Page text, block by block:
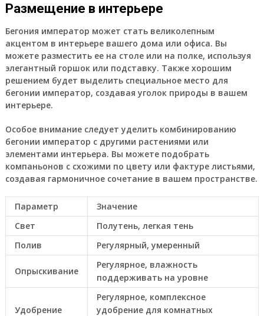
Размещение в интерьере
Бегония император может стать великолепным
акцентом в интерьере вашего дома или офиса. Вы
можете разместить ее на столе или на полке, используя
элегантный горшок или подставку. Также хорошим
решением будет выделить специальное место для
бегонии император, создавая уголок природы в вашем
интерьере.
Особое внимание следует уделить комбинированию
бегонии император с другими растениями или
элементами интерьера. Вы можете подобрать
компаньонов с схожими по цвету или фактуре листьями,
создавая гармоничное сочетание в вашем пространстве.
Параметр
Значение
Свет
Полутень, легкая тень
Полив
Регулярный, умеренный
Опрыскивание
Регулярное, влажность
поддерживать на уровне
Удобрение
Регулярное, комплексное
удобрение для комнатных